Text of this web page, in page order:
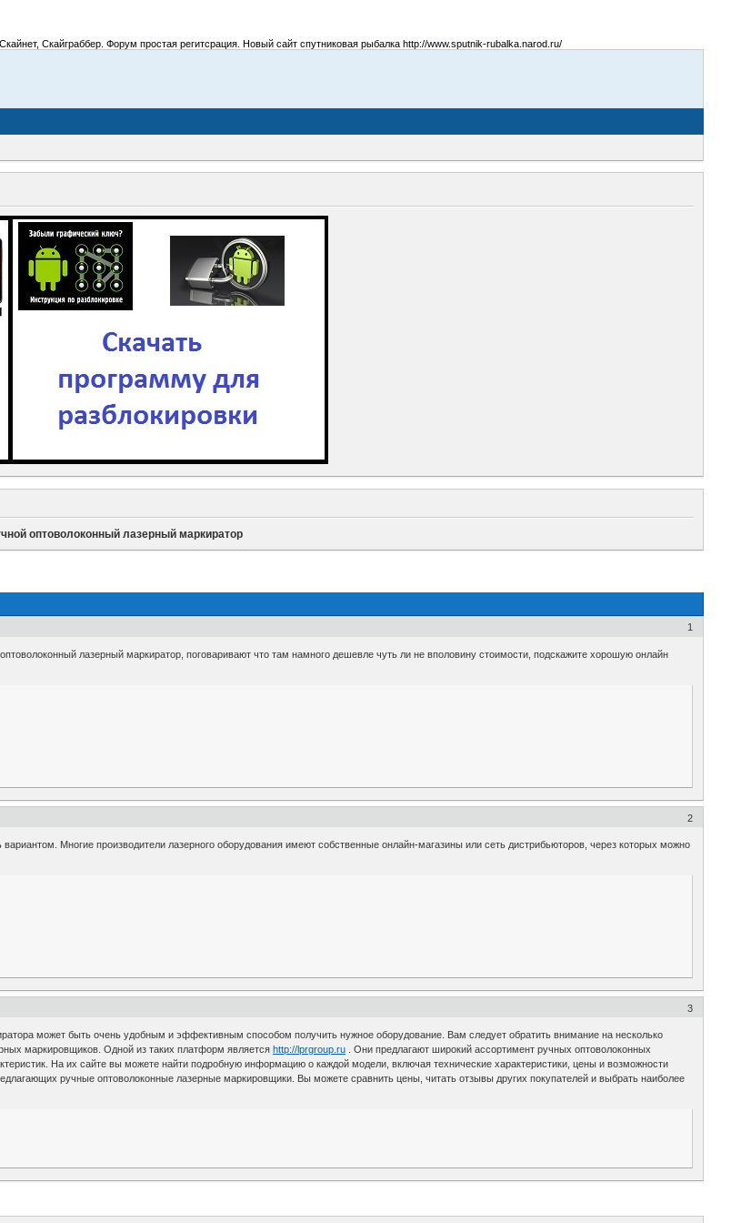
Скайграббер. Форум простая регитсрация. Новый сайт спутниковая рыбалка http://www.sputnik-rubalka.narod.ru/
оптоволоконный лазерный маркиратор
1
лазерный маркиратор, поговаривают что там намного дешевле чуть ли не вполовину стоимости, подскажите хорошую онлайн
2
Многие производители лазерного оборудования имеют собственные онлайн-магазины или сеть дистрибьюторов, через которых можно
3
может быть очень удобным и эффективным способом получить нужное оборудование. Вам следует обратить внимание на несколько
маркировщиков. Одной из таких платформ является http://lprgroup.ru . Они предлагают широкий ассортимент ручных оптоволоконных
На их сайте вы можете найти подробную информацию о каждой модели, включая технические характеристики, цены и возможности
ручные оптоволоконные лазерные маркировщики. Вы можете сравнить цены, читать отзывы других покупателей и выбрать наиболее